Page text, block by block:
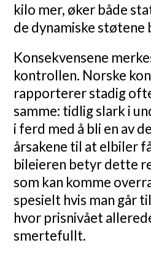
kilo mer, øker både
de dynamiske
Konsekvensene
kontrollen. Norske
rapporterer stadig
samme: tidlig slark i
i ferd med å bli en av
årsakene til at elbiler
bileieren betyr dette
som kan komme
spesielt hvis man går
hvor prisnivået
smertefullt.